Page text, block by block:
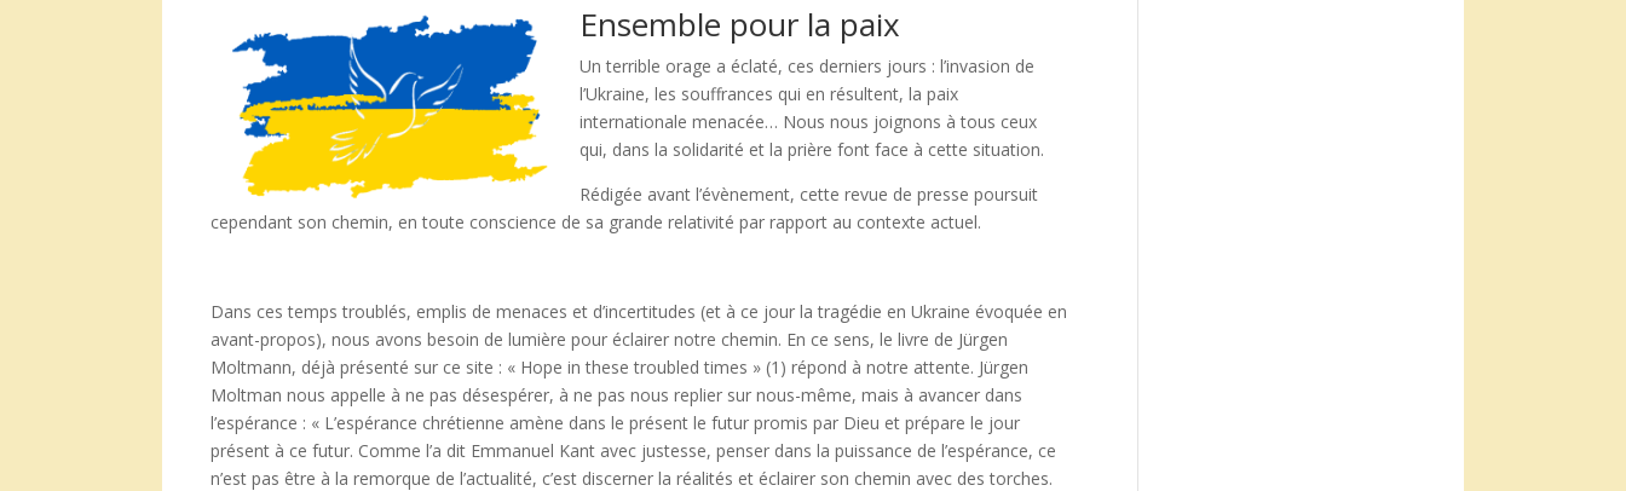
Ensemble pour la paix
Un terrible orage a éclaté, ces derniers jours : l’invasion de
l’Ukraine, les souffrances qui en résultent, la paix
internationale menacée… Nous nous joignons à tous ceux
qui, dans la solidarité et la prière font face à cette situation.
Rédigée avant l’évènement, cette revue de presse poursuit
cependant son chemin, en toute conscience de sa grande relativité par rapport au contexte actuel.
Dans ces temps troublés, emplis de menaces et d’incertitudes (et à ce jour la tragédie en Ukraine évoquée en
avant-propos), nous avons besoin de lumière pour éclairer notre chemin. En ce sens, le livre de Jürgen
Moltmann, déjà présenté sur ce site : « Hope in these troubled times » (1) répond à notre attente. Jürgen
Moltman nous appelle à ne pas désespérer, à ne pas nous replier sur nous-même, mais à avancer dans
l’espérance : « L’espérance chrétienne amène dans le présent le futur promis par Dieu et prépare le jour
présent à ce futur. Comme l’a dit Emmanuel Kant avec justesse, penser dans la puissance de l’espérance, ce
n’est pas être à la remorque de l’actualité, c’est discerner la réalités et éclairer son chemin avec des torches.